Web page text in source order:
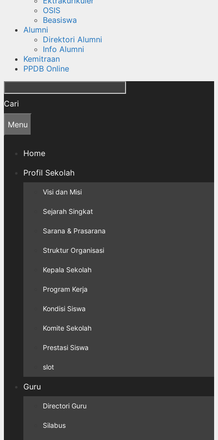
OSIS
Beasiswa
Alumni
Direktori Alumni
Info Alumni
Kemitraan
PPDB Online
Cari
Menu
Home
Profil Sekolah
Visi dan Misi
Sejarah Singkat
Sarana & Prasarana
Struktur Organisasi
Kepala Sekolah
Program Kerja
Kondisi Siswa
Komite Sekolah
Prestasi Siswa
slot
Guru
Directori Guru
Silabus